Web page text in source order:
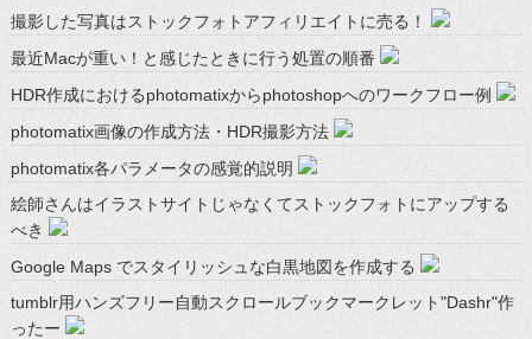
撮影した写真はストックフォトアフィリエイトに売る！
最近Macが重い！と感じたときに行う処置の順番
HDR作成におけるphotomatixからphotoshopへのワークフロー例
photomatix画像の作成方法・HDR撮影方法
photomatix各パラメータの感覚的説明
絵師さんはイラストサイトじゃなくてストックフォトにアップする
べき
Google Maps でスタイリッシュな白黒地図を作成する
tumblr用ハンズフリー自動スクロールブックマークレット"Dashr"作
ったー